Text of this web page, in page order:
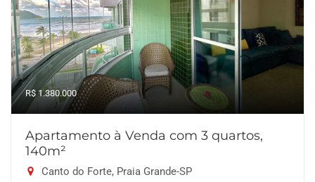
R$ 1.380.000
Apartamento à Venda com 3 quartos,
140m²
Canto do Forte, Praia Grande-SP